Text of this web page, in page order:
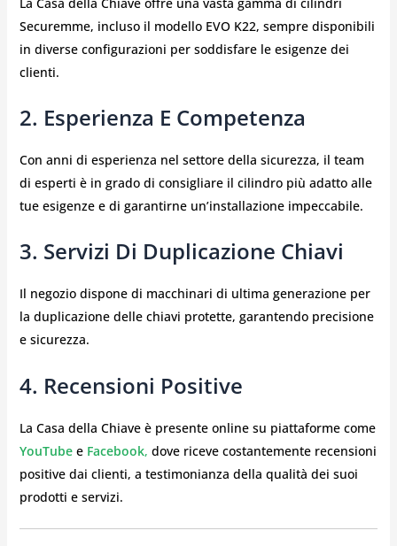
Securemme, incluso il modello EVO K22, sempre disponibili
in diverse configurazioni per soddisfare le esigenze dei
clienti.
2. Esperienza E Competenza
Con anni di esperienza nel settore della sicurezza, il team
di esperti è in grado di consigliare il cilindro più adatto alle
tue esigenze e di garantirne un’installazione impeccabile.
3. Servizi Di Duplicazione Chiavi
Il negozio dispone di macchinari di ultima generazione per
la duplicazione delle chiavi protette, garantendo precisione
e sicurezza.
4. Recensioni Positive
La Casa della Chiave è presente online su piattaforme come
YouTubee Facebook, dove riceve costantemente recensioni
positive dai clienti, a testimonianza della qualità dei suoi
prodotti e servizi.